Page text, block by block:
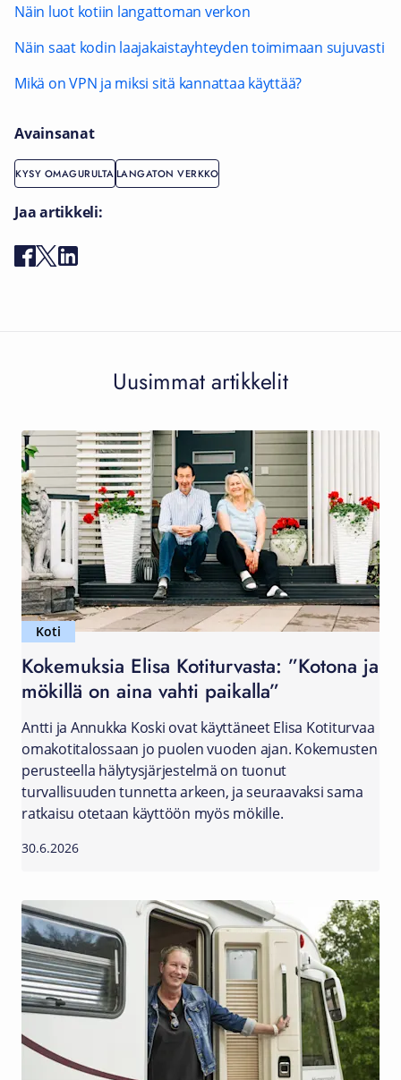
Näin luot kotiin langattoman verkon
Näin saat kodin laajakaistayhteyden toimimaan sujuvasti
Mikä on VPN ja miksi sitä kannattaa käyttää?
Avainsanat
KYSY OMAGURULTALANGATON VERKKO
Jaa artikkeli:
Uusimmat artikkelit
Koti
Kokemuksia Elisa Kotiturvasta: ”Kotona ja
mökillä on aina vahti paikalla”
Antti ja Annukka Koski ovat käyttäneet Elisa Kotiturvaa
omakotitalossaan jo puolen vuoden ajan. Kokemusten
perusteella hälytysjärjestelmä on tuonut
turvallisuuden tunnetta arkeen, ja seuraavaksi sama
ratkaisu otetaan käyttöön myös mökille.
30.6.2026